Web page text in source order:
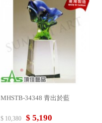
MHSTB-34348 青出於藍
$ 10,380 $ 5,190